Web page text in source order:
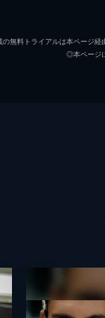
無料トライアルは本ページ経
◎本ページ